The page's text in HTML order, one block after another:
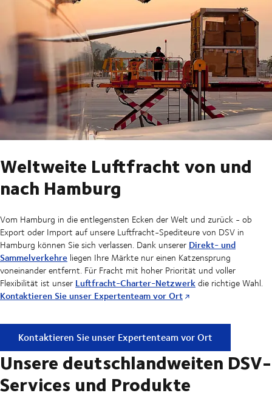
Weltweite Luftfracht von und
nach Hamburg
Vom Hamburg in die entlegensten Ecken der Welt und zurück - ob
Export oder Import auf unsere Luftfracht-Spediteure von DSV in
Hamburg können Sie sich verlassen. Dank unserer Direkt- und
Sammelverkehre liegen Ihre Märkte nur einen Katzensprung
voneinander entfernt. Für Fracht mit hoher Priorität und voller
Flexibilität ist unser Luftfracht-Charter-Netzwerkdie richtige Wahl.
Kontaktieren Sie unser Expertenteam vor Ort
Weltweite Luftfracht von und nach Hamburg
Kontaktieren Sie unser Expertenteam vor Ort
Unsere deutschlandweiten DSV-
Services und Produkte